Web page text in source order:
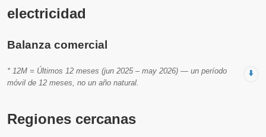
electricidad
Balanza comercial
⬇️
* 12M = Últimos 12 meses (jun 2025 – may 2026) — un período
móvil de 12 meses, no un año natural.
Regiones cercanas